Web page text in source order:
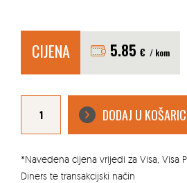
CIJENA 5.85 € / kom
CVJETNJAK
CRNI
DODAJ U
*Navedena cijena vrijedi za Visa, Visa
Diners te transakcijski način